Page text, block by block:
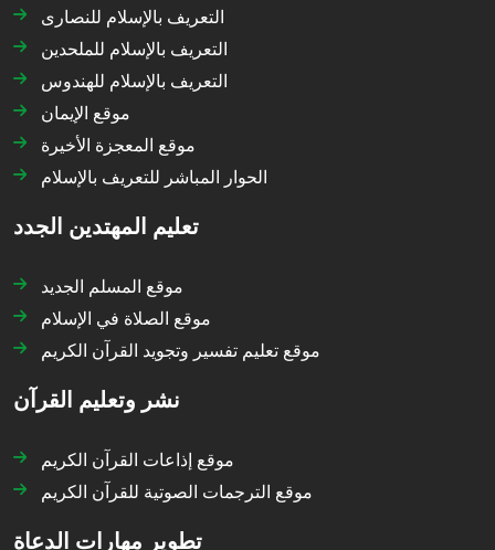
التعريف بالإسلام للنصارى
التعريف بالإسلام للملحدين
التعريف بالإسلام للهندوس
موقع الإيمان
موقع المعجزة الأخيرة
الحوار المباشر للتعريف بالإسلام
تعليم المهتدين الجدد
موقع المسلم الجديد
موقع الصلاة في الإسلام
موقع تعليم تفسير وتجويد القرآن الكريم
نشر وتعليم القرآن
موقع إذاعات القرآن الكريم
موقع الترجمات الصوتية للقرآن الكريم
تطوير مهارات الدعاة